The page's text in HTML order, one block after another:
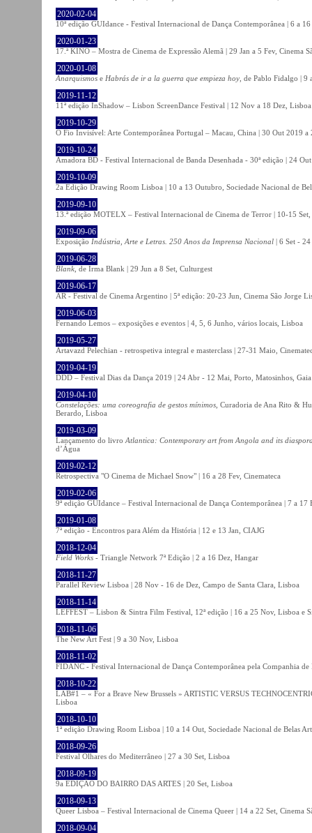
2020-02-04
10ª edição GUIdance - Festival Internacional de Dança Contemporânea | 6 a
2020-01-23
17.ª KINO – Mostra de Cinema de Expressão Alemã | 29 Jan a 5 Fev, Cinema
2020-01-08
Anarquismos e Habrás de ir a la guerra que empieza hoy , de Pablo Fidalgo |
2019-11-12
11ª edição InShadow – Lisbon ScreenDance Festival | 12 Nov a 18 Dez, Lisboa
2019-10-29
O Fio Invisível: Arte Contemporânea Portugal – Macau, China | 30 Out 2019
2019-10-24
Amadora BD - Festival Internacional de Banda Desenhada - 30ª edição | 24
2019-10-09
2a Edição Drawing Room Lisboa | 10 a 13 Outubro, Sociedade Nacional de
2019-09-10
13.ª edição MOTELX – Festival Internacional de Cinema de Terror | 10-15
2019-09-06
Exposição Indústria, Arte e Letras. 250 Anos da Imprensa Nacional | 6 Set -
2019-06-28
Blank , de Irma Blank | 29 Jun a 8 Set, Culturgest
2019-06-17
AR - Festival de Cinema Argentino | 5ª edição: 20-23 Jun, Cinema São Jorge
2019-06-03
Fernando Lemos – exposições e eventos | 4, 5, 6 Junho, vários locais, Lisboa
2019-05-27
Artavazd Pelechian - retrospetiva integral e masterclass | 27-31 Maio,
2019-04-19
DDD – Festival Dias da Dança 2019 | 24 Abr - 12 Mai, Porto, Matosinhos, Gaia
2019-04-10
Constelações: uma coreografia de gestos mínimos , Curadoria de Ana Rito &
Berardo, Lisboa
2019-03-09
Lançamento do livro Atlantica: Contemporary art from Angola and its
d’Água
2019-02-12
Retrospectiva "O Cinema de Michael Snow" | 16 a 28 Fev, Cinemateca
2019-02-06
9ª edição GUIdance – Festival Internacional de Dança Contemporânea | 7 a 17
2019-01-08
7ª edição - Encontros para Além da História | 12 e 13 Jan, CIAJG
2018-12-04
Field Works - Triangle Network 7ª Edição | 2 a 16 Dez, Hangar
2018-11-27
Parallel Review Lisboa | 28 Nov - 16 de Dez, Campo de Santa Clara, Lisboa
2018-11-14
LEFFEST – Lisbon & Sintra Film Festival, 12ª edição | 16 a 25 Nov, Lisboa e
2018-11-06
The New Art Fest | 9 a 30 Nov, Lisboa
2018-11-02
FIDANC - Festival Internacional de Dança Contemporânea pela Companhia
2018-10-22
LAB#1 – « For a Brave New Brussels » ARTISTIC VERSUS
Lisboa
2018-10-10
1ª edição Drawing Room Lisboa | 10 a 14 Out, Sociedade Nacional de Belas
2018-09-26
Festival Olhares do Mediterrâneo | 27 a 30 Set, Lisboa
2018-09-19
9a EDIÇÃO DO BAIRRO DAS ARTES | 20 Set, Lisboa
2018-09-13
Queer Lisboa – Festival Internacional de Cinema Queer | 14 a 22 Set, Cinema
2018-09-04